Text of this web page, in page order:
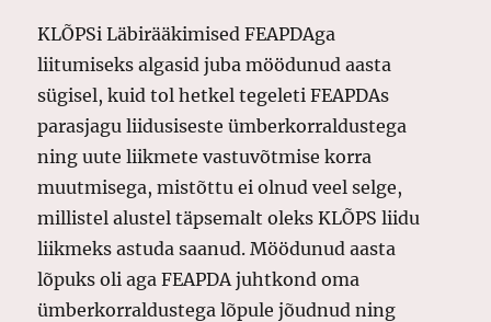
KLÕPSi Läbirääkimised FEAPDAga
liitumiseks algasid juba möödunud aasta
sügisel, kuid tol hetkel tegeleti FEAPDAs
parasjagu liidusiseste ümberkorraldustega
ning uute liikmete vastuvõtmise korra
muutmisega, mistõttu ei olnud veel selge,
millistel alustel täpsemalt oleks KLÕPS liidu
liikmeks astuda saanud. Möödunud aasta
lõpuks oli aga FEAPDA juhtkond oma
ümberkorraldustega lõpule jõudnud ning